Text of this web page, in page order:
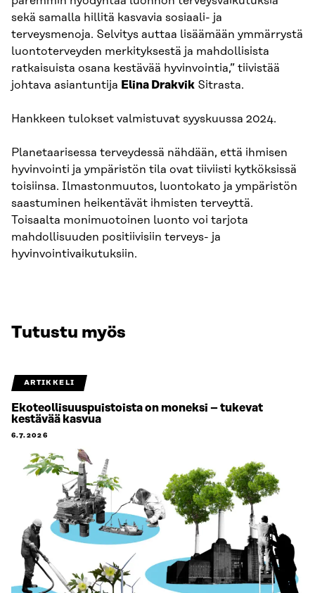
sekä samalla hillitä kasvavia sosiaali- ja
terveysmenoja. Selvitys auttaa lisäämään ymmärrystä
luontoterveyden merkityksestä ja mahdollisista
ratkaisuista osana kestävää hyvinvointia,” tiivistää
johtava asiantuntija Elina Drakvik Sitrasta.
Hankkeen tulokset valmistuvat syyskuussa 2024.
Planetaarisessa terveydessä nähdään, että ihmisen
hyvinvointi ja ympäristön tila ovat tiiviisti kytköksissä
toisiinsa. Ilmastonmuutos, luontokato ja ympäristön
saastuminen heikentävät ihmisten terveyttä.
Toisaalta monimuotoinen luonto voi tarjota
mahdollisuuden positiivisiin terveys- ja
hyvinvointivaikutuksiin.
Tutustu myös
ARTIKKELI
Ekoteollisuuspuistoista on moneksi – tukevat
kestävää kasvua
6.7.2026